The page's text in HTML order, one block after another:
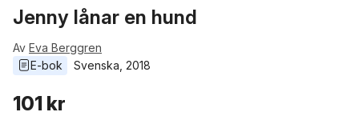
Jenny lånar en hund
Av Eva Berggren
E-bok
Svenska 2018
101 kr